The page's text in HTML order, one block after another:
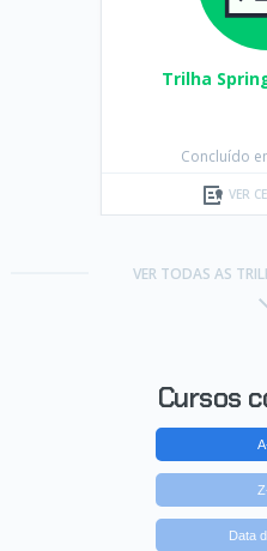
Trilha
Concluído
VER
VER TODAS AS
Cursos
Data